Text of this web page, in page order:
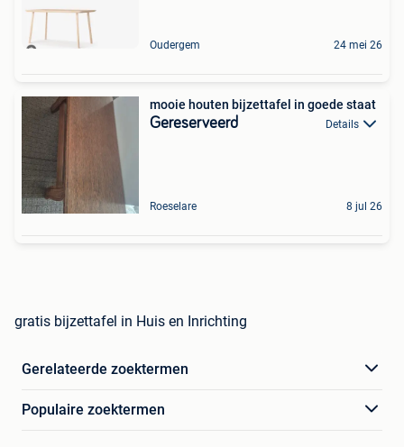
Oudergem 24 mei 26
mooie houten bijzettafel in goede staat
Gereserveerd Details
Roeselare 8 jul 26
gratis bijzettafel in Huis en Inrichting
Gerelateerde zoektermen
Populaire zoektermen